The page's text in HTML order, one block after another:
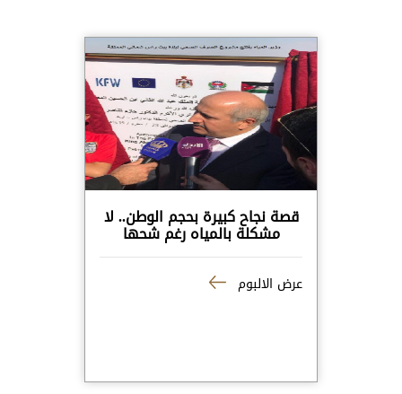
قصة نجاح كبيرة بحجم الوطن.. لا
مشكلة بالمياه رغم شحها
عرض الالبوم